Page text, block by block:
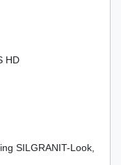
HD
SILGRANIT-Look,